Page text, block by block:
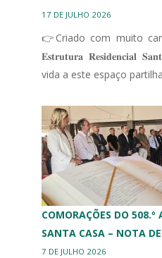
17 DE JULHO 2026
👉Criado com muito
𝐄𝐬𝐭𝐫𝐮𝐭𝐮𝐫𝐚 𝐑𝐞𝐬𝐢𝐝𝐞𝐧𝐜𝐢𝐚𝐥
vida a este espaço
COMORAÇÕES DO 508.º
SANTA CASA – NOTA
7 DE JULHO 2026